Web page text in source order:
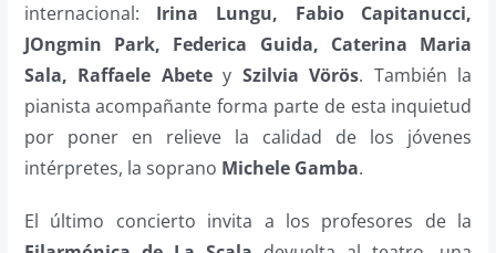
internacional: Irina Lungu, Fabio Capitanucci,
JOngmin Park, Federica Guida, Caterina Maria
Sala, Raffaele Abetey Szilvia Vörös. También la
pianista acompañante forma parte de esta inquietud
por poner en relieve la calidad de los jóvenes
intérpretes, la soprano Michele Gamba.
El último concierto invita a los profesores de la